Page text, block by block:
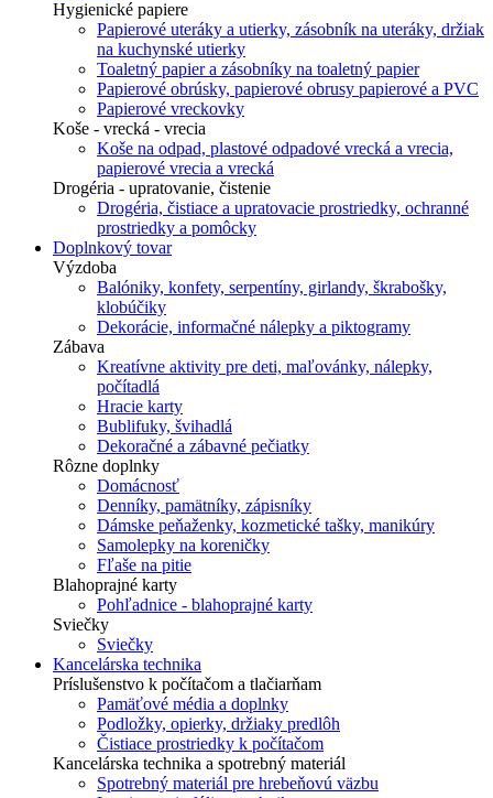
Hygienické papiere
Papierové uteráky a utierky, zásobník na uteráky, držiak
na kuchynské utierky
Toaletný papier a zásobníky na toaletný papier
Papierové obrúsky, papierové obrusy papierové a PVC
Papierové vreckovky
Koše - vrecká - vrecia
Koše na odpad, plastové odpadové vrecká a vrecia,
papierové vrecia a vrecká
Drogéria - upratovanie, čistenie
Drogéria, čistiace a upratovacie prostriedky, ochranné
prostriedky a pomôcky
Doplnkový tovar
Výzdoba
Balóniky, konfety, serpentíny, girlandy, škrabošky,
klobúčiky
Dekorácie, informačné nálepky a piktogramy
Zábava
Kreatívne aktivity pre deti, maľovánky, nálepky,
počítadlá
Hracie karty
Bublifuky, švihadlá
Dekoračné a zábavné pečiatky
Rôzne doplnky
Domácnosť
Denníky, pamätníky, zápisníky
Dámske peňaženky, kozmetické tašky, manikúry
Samolepky na koreničky
Fľaše na pitie
Blahoprajné karty
Pohľadnice - blahoprajné karty
Sviečky
Sviečky
Kancelárska technika
Príslušenstvo k počítačom a tlačiarňam
Pamäťové média a doplnky
Podložky, opierky, držiaky predlôh
Čistiace prostriedky k počítačom
Kancelárska technika a spotrebný materiál
Spotrebný materiál pre hrebeňovú väzbu